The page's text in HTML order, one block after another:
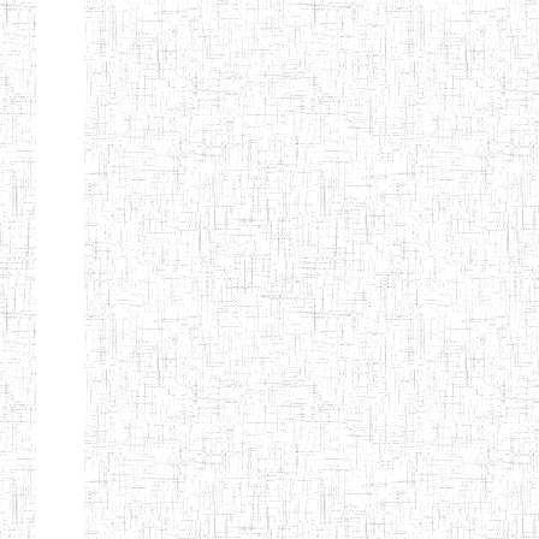
Afficher Page 7 sur 13 Total: 307
Début Préc. 2 3 4 5 6
7
Suivant
Fin
MOKOLO
Etablissements
d'enseignement